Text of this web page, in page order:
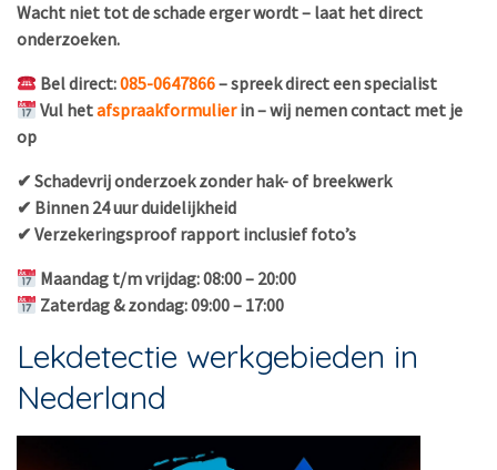
Wacht niet tot de schade erger wordt – laat het direct
onderzoeken.
Bel direct:085-0647866– spreek direct een specialist
Vul hetafspraakformulierin – wij nemen contact met je
op
✔ Schadevrij onderzoek zonder hak- of breekwerk
✔ Binnen 24 uur duidelijkheid
✔ Verzekeringsproof rapport inclusief foto’s
Maandag t/m vrijdag: 08:00 – 20:00
Zaterdag & zondag: 09:00 – 17:00
Lekdetectie werkgebieden in
Nederland